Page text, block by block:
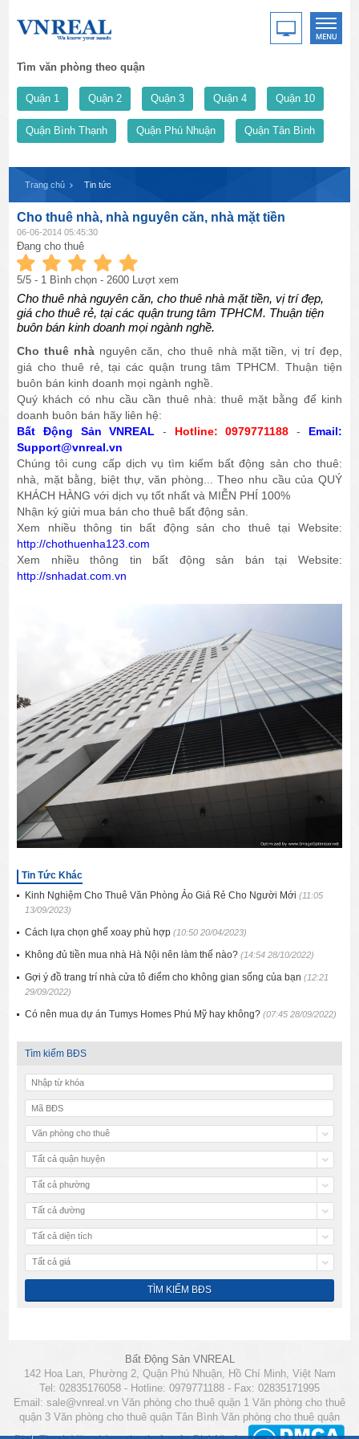
Tìm văn phòng theo quận
Quận 1 Quận 2 Quận 3 Quận 4 Quận 10
Quận Bình Thạnh Quận Phú Nhuận Quận Tân Bình
Trang chủ Tin tức
Cho thuê nhà, nhà nguyên căn, nhà mặt tiền
06-06-2014 05:45:30
Đang cho thuê
5/5 - 1 Bình chọn - 2600 Lượt xem
Cho thuê nhà nguyên căn, cho thuê nhà mặt tiền, vị trí đẹp,
giá cho thuê rẻ, tại các quận trung tâm TPHCM. Thuận tiện
buôn bán kinh doanh mọi ngành nghề.
Cho thuê nhànguyên căn, cho thuê nhà mặt tiền, vị trí đẹp,
giá cho thuê rẻ, tại các quận trung tâm TPHCM. Thuận tiện
buôn bán kinh doanh mọi ngành nghề.
Quý khách có nhu cầu cần thuê nhà: thuê mặt bằng để kinh
doanh buôn bán hãy liên hệ:
Bất Động Sản VNREAL - Hotline: 0979771188- Email:
Support@vnreal.vn
Chúng tôi cung cấp dịch vụ tìm kiếm bất động sản cho thuê:
nhà, mặt bằng, biệt thự, văn phòng... Theo nhu cầu của QUÝ
KHÁCH HÀNG với dịch vụ tốt nhất và MIỄN PHÍ 100%
Nhận ký giửi mua bán cho thuê bất động sản.
Xem nhiều thông tin bất động sản cho thuê tại Website:
http://chothuenha123.com
Xem nhiều thông tin bất động sản bán tại Website:
http://snhadat.com.vn
Tin Tức Khác
Kinh Nghiệm Cho Thuê Văn Phòng Ảo Giá Rẻ Cho Người Mới(11:05
13/09/2023)
Cách lựa chọn ghế xoay phù hợp(10:50 20/04/2023)
Không đủ tiền mua nhà Hà Nội nên làm thế nào?(14:54 28/10/2022)
Gợi ý đồ trang trí nhà cửa tô điểm cho không gian sống của bạn(12:21
29/09/2022)
Có nên mua dự án Tumys Homes Phú Mỹ hay không?(07:45 28/09/2022)
Tìm kiếm BĐS
Văn phòng cho thuê
Tất cả quận huyện
Tất cả phường
Tất cả đường
Tất cả diện tích
Tất cả giá
Bất Động Sản VNREAL
142 Hoa Lan, Phường 2, Quận Phú Nhuận, Hồ Chí Minh, Việt Nam
Tel: 02835176058 - Hotline: 0979771188 - Fax: 02835171995
Email: sale@vnreal.vn Văn phòng cho thuê quận 1 Văn phòng cho thuê
quận 3 Văn phòng cho thuê quận Tân Bình Văn phòng cho thuê quận